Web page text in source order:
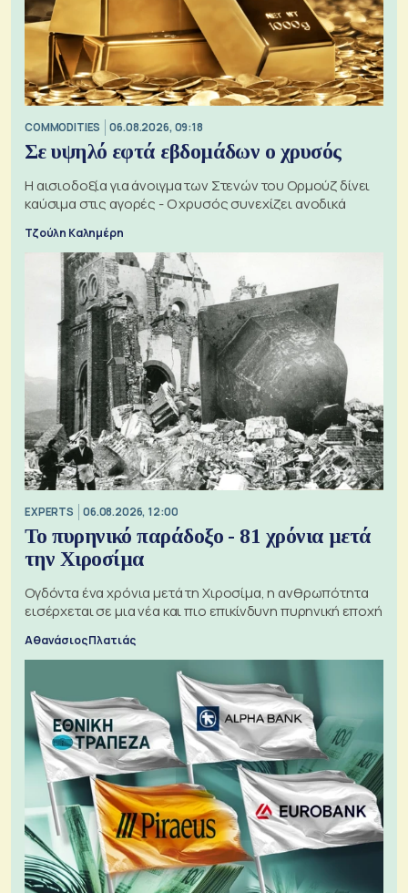
COMMODITIES 06.08.2026, 09:18
Σε υψηλό εφτά εβδομάδων ο χρυσός
Η αισιοδοξία για άνοιγμα των Στενών του Ορμούζ δίνει
καύσιμα στις αγορές - Ο χρυσός συνεχίζει ανοδικά
Τζούλη Καλημέρη
EXPERTS 06.08.2026, 12:00
Το πυρηνικό παράδοξο - 81 χρόνια μετά
την Χιροσίμα
Ογδόντα ένα χρόνια μετά τη Χιροσίμα, η ανθρωπότητα
εισέρχεται σε μια νέα και πιο επικίνδυνη πυρηνική εποχή
Αθανάσιος Πλατιάς